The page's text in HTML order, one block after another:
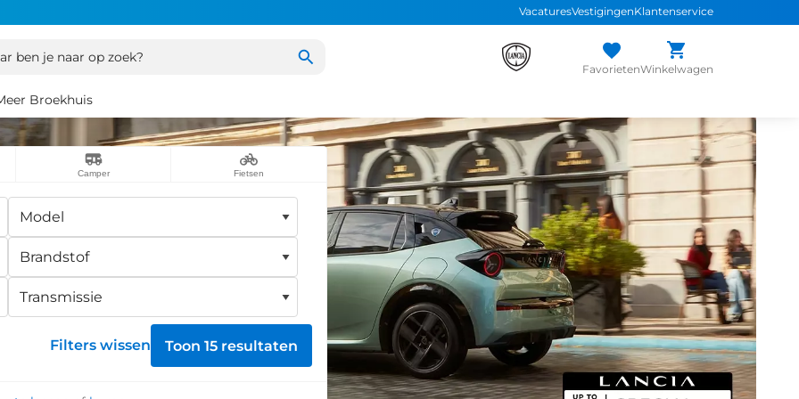
VacaturesVestigingenKlantenservice
ben je naar op zoek?
FavorietenWinkelwagen
Broekhuis
Camper Fietsen
Filters wissen Toon 15 resultaten